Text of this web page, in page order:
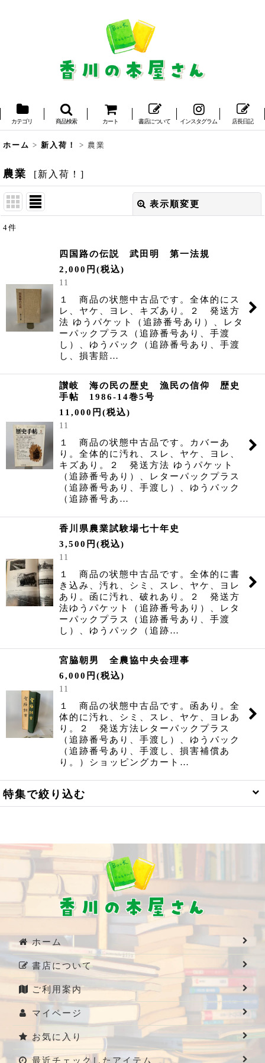
カテゴリ 商品検索 カート 書店について インスタグラム 店長日記
ホーム > 新入荷！ > 農業
農業 [新入荷！ ]
表示順変更
絞り込む
4件
四国路の伝説 武田明 第一法規
2,000 円 (税込)
11
１ 商品の状態中古品です。全体的にス
レ、ヤケ、ヨレ、キズあり。２ 発送方
法 ゆうパケット（追跡番号あり）、レタ
ーパックプラス（追跡番号あり、手渡
し）、ゆうパック（追跡番号あり、手渡
し、損害賠…
讃岐 海の民の歴史 漁民の信仰 歴史
手帖 1986-14巻5号
11,000 円 (税込)
11
１ 商品の状態中古品です。カバーあ
り。全体的に汚れ、スレ、ヤケ、ヨレ、
キズあり。２ 発送方法 ゆうパケット
（追跡番号あり）、レターパックプラス
（追跡番号あり、手渡し）、ゆうパック
（追跡番号あ…
香川県農業試験場七十年史
3,500 円 (税込)
11
１ 商品の状態中古品です。全体的に書
き込み、汚れ、シミ、スレ、ヤケ、ヨレ
あり。函に汚れ、破れあり。２ 発送方
法ゆうパケット（追跡番号あり）、レタ
ーパックプラス（追跡番号あり、手渡
し）、ゆうパック（追跡…
宮脇朝男 全農協中央会理事
6,000 円 (税込)
11
１ 商品の状態中古品です。函あり。全
体的に汚れ、シミ、スレ、ヤケ、ヨレあ
り。２ 発送方法レターパックプラス
（追跡番号あり、手渡し）、ゆうパック
（追跡番号あり、手渡し、損害補償あ
り。）ショッピングカート…
特集で絞り込む
小豆島関係
2000円～3000円の本
美術・アート
3000円～5000円
3000円～5000円の本
ホーム
書店について
ご利用案内
マイページ
お気に入り
最近チェックしたアイテム